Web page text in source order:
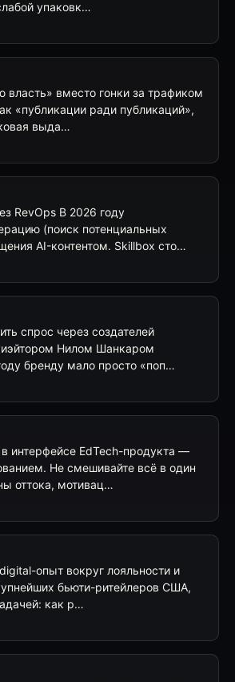
упаковк…
вместо гонки за трафиком
«публикации ради публикаций»,
выда…
RevOps В 2026 году
(поиск потенциальных
AI-контентом. Skillbox сто…
спрос через создателей
Нилом Шанкаром
бренду мало просто «поп…
интерфейсе EdTech-продукта —
Не смешивайте всё в один
оттока, мотивац…
опыт вокруг лояльности и
бьюти-ритейлеров США,
как р…